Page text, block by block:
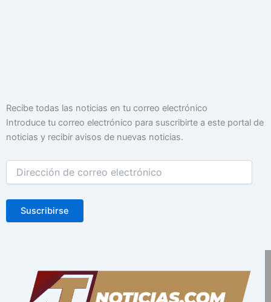
Recibe todas las noticias en tu correo electrónico
Introduce tu correo electrónico para suscribirte a este portal de
noticias y recibir avisos de nuevas noticias.
Dirección
de
electrónico
Suscribirse